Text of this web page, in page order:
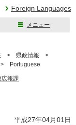
Foreign Languages
メニュー
> 県政情報 >
Portuguese
広報課
平成27年04月01日